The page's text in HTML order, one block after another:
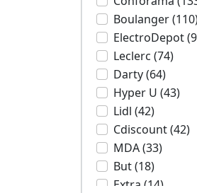
Boulanger
ElectroDepot
Leclerc (74)
Darty (64)
Hyper U (43)
Lidl (42)
Cdiscount (42)
MDA (33)
But (18)
Extra (14)